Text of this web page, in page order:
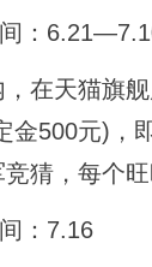
：
天猫旗舰
金500元)，
猜，每个旺
：7.16